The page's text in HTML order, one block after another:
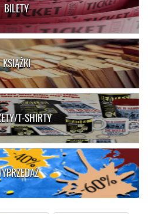
BILETY
KSIĄŻKI
T-SHIRTY